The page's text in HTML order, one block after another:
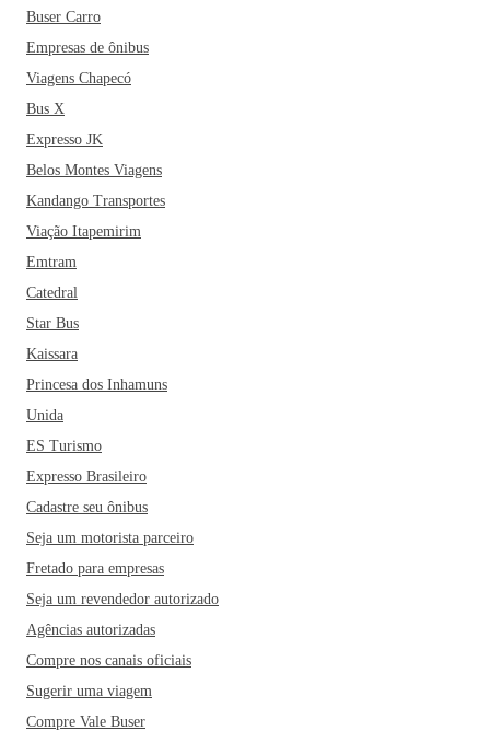
Buser Carro
Empresas de ônibus
Viagens Chapecó
Bus X
Expresso JK
Belos Montes Viagens
Kandango Transportes
Viação Itapemirim
Emtram
Catedral
Star Bus
Kaissara
Princesa dos Inhamuns
Unida
ES Turismo
Expresso Brasileiro
Cadastre seu ônibus
Seja um motorista parceiro
Fretado para empresas
Seja um revendedor autorizado
Agências autorizadas
Compre nos canais oficiais
Sugerir uma viagem
Compre Vale Buser